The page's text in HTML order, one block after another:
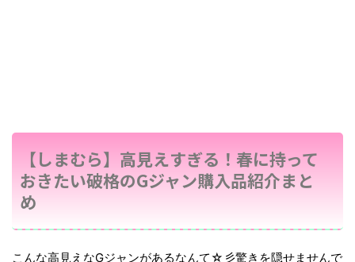
【しまむら】高見えすぎる！春に持って
おきたい破格のGジャン購入品紹介まと
め
こんな高見えなGジャンがあるなんて☆彡驚きを隠せませんで